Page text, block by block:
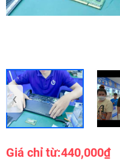
‹
Giá chỉ từ:440,000₫